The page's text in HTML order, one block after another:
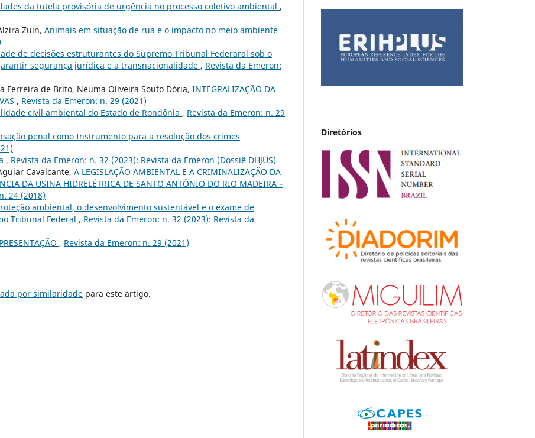
da tutela provisória de urgência no processo coletivo ambiental ,
Zuin, Animais em situação de rua e o impacto no meio ambiente
de decisões estruturantes do Supremo Tribunal Federaral sob o
segurança jurídica e a transnacionalidade , Revista da Emeron:
Ferreira de Brito, Neuma Oliveira Souto Dória, INTEGRALIZAÇÃO DA
, Revista da Emeron: n. 29 (2021)
civil ambiental do Estado de Rondônia , Revista da Emeron: n. 29
penal como Instrumento para a resolução dos crimes
, Revista da Emeron: n. 32 (2023): Revista da Emeron (Dossiê DHJUS)
Cavalcante, A LEGISLAÇÃO AMBIENTAL E A CRIMINALIZAÇÃO DA
DA USINA HIDRELÉTRICA DE SANTO ANTÔNIO DO RIO MADEIRA –
24 (2018)
ambiental, o desenvolvimento sustentável e o exame de
Tribunal Federal , Revista da Emeron: n. 32 (2023): Revista da
, Revista da Emeron: n. 29 (2021)
por similaridade para este artigo.
Diretórios